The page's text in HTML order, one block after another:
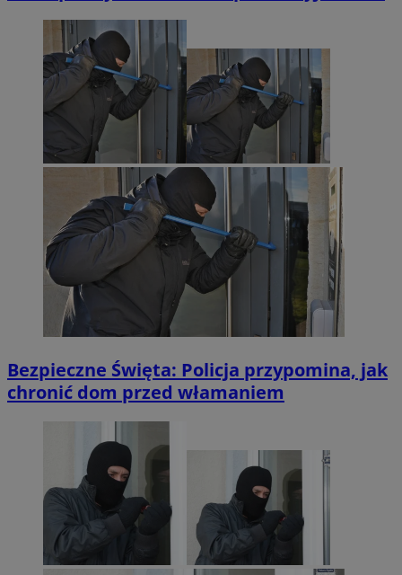
Bezpieczne Święta: Policja przypomina, jak
chronić dom przed włamaniem